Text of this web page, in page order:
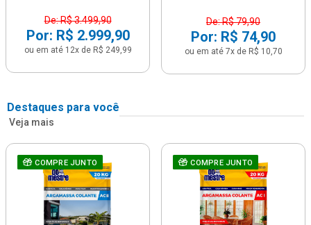
De: R$ 3.499,90
Por: R$ 2.999,90
ou em até 12x de R$ 249,99
De: R$ 79,90
Por: R$ 74,90
ou em até 7x de R$ 10,70
Destaques para você
Veja mais
COMPRE JUNTO COMPRE JUNTO